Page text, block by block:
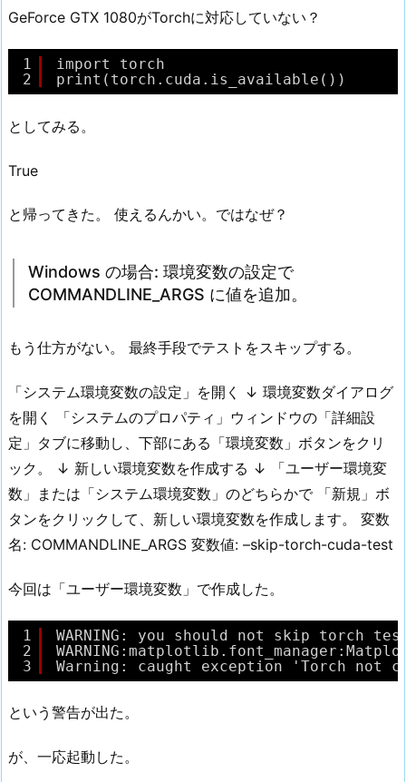
GeForce GTX 1080がTorchに対応していない？
1
2
import torch
print(torch.cuda.is_available())
としてみる。
True
と帰ってきた。 使えるんかい。ではなぜ？
Windows の場合: 環境変数の設定で
COMMANDLINE_ARGS に値を追加。
もう仕方がない。 最終手段でテストをスキップする。
「システム環境変数の設定」を開く ↓ 環境変数ダイアログ
を開く 「システムのプロパティ」ウィンドウの「詳細設
定」タブに移動し、下部にある「環境変数」ボタンをクリ
ック。 ↓ 新しい環境変数を作成する ↓ 「ユーザー環境変
数」または「システム環境変数」のどちらかで 「新規」ボ
タンをクリックして、新しい環境変数を作成します。 変数
名: COMMANDLINE_ARGS 変数値: –skip-torch-cuda-test
今回は「ユーザー環境変数」で作成した。
1
2
3
WARNING: you should not skip torch
Warning: caught exception 'Torch not
という警告が出た。
が、一応起動した。